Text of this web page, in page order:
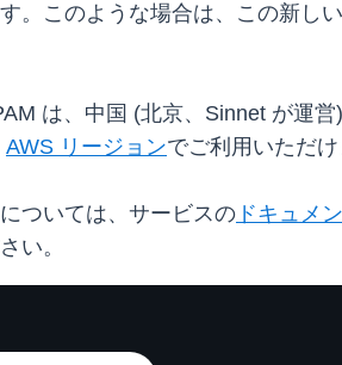
。このような場合は、この新し
は、中国 (北京、Sinnet が運
AWS リージョンでご利用いただけ
ついては、サービスの ドキュメ
い。